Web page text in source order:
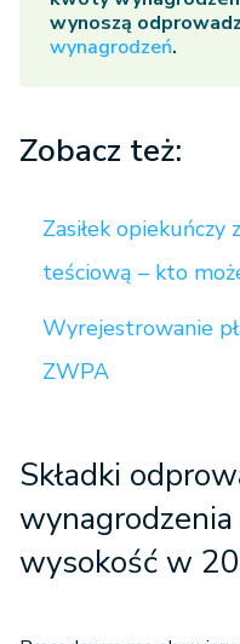
wynoszą
wynagrodzeń.
Zobacz też:
Zasiłek
teściową – kto
Wyrejestrowanie
ZWPA
Składki
wysokość w